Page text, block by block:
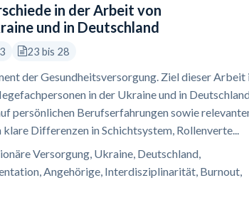
in der Arbeit von
und in Deutschland
23 bis 28
der Gesundheitsversorgung. Ziel dieser Arbeit
in der Ukraine und in
persönlichen Berufserfahrungen sowie
Differenzen in Schichtsystem, Rollenverte...
Versorgung, Ukraine, Deutschland,
Angehörige, Interdisziplinarität, Burnout,